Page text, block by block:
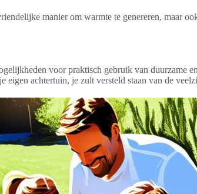
manier om warmte te genereren, maar
voor praktisch gebruik van duurzame
eigen achtertuin, je zult versteld staan van de